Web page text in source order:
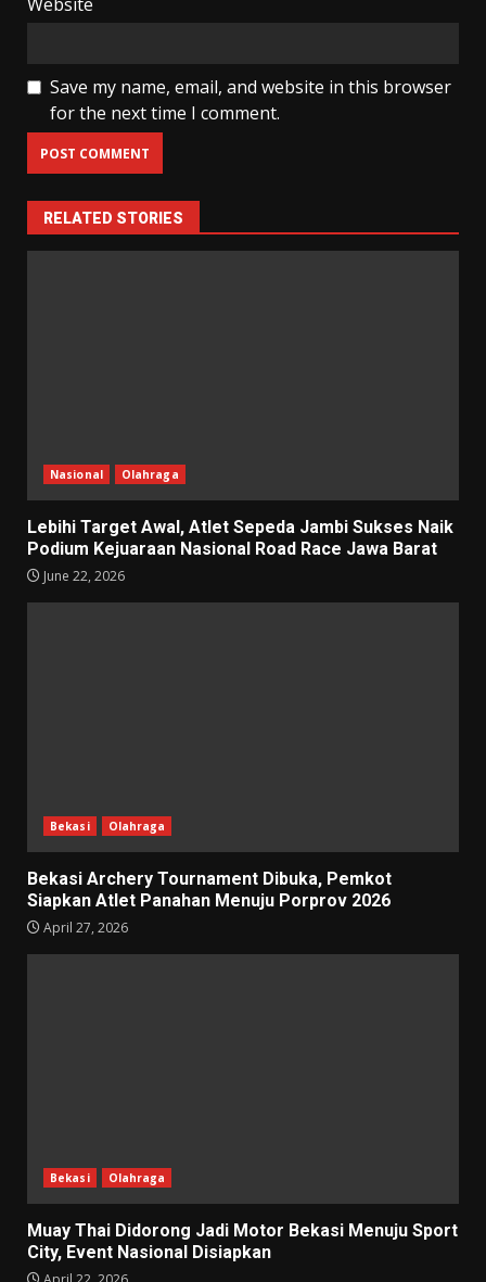
Save my name, email, and website in this browser
for the next time I comment.
RELATED STORIES
Nasional Olahraga
Lebihi Target Awal, Atlet Sepeda Jambi Sukses Naik
Podium Kejuaraan Nasional Road Race Jawa Barat
June 22, 2026
Bekasi Olahraga
Bekasi Archery Tournament Dibuka, Pemkot
Siapkan Atlet Panahan Menuju Porprov 2026
April 27, 2026
Bekasi Olahraga
Muay Thai Didorong Jadi Motor Bekasi Menuju Sport
City, Event Nasional Disiapkan